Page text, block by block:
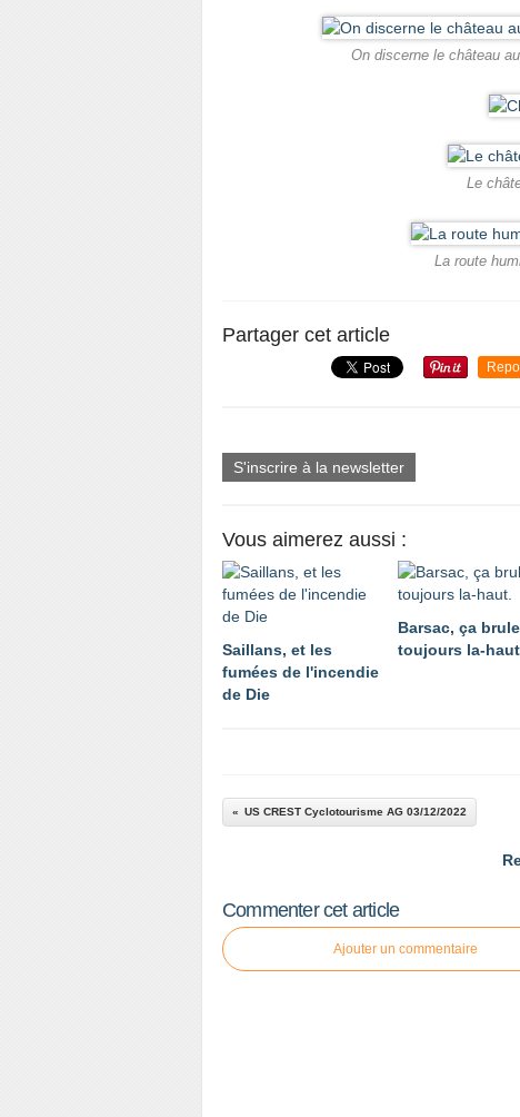
On discerne le château
Le
La route
Partager cet article
S'inscrire à la newsletter
Vous aimerez aussi :
Saillans, et les
fumées de l'incendie
de Die
Barsac, ça brule
toujours la-
US CREST Cyclotourisme AG 03/12/2022
Commenter cet article
Ajouter un commentaire